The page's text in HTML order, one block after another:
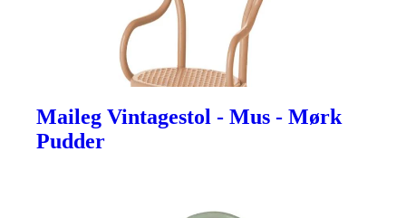
Maileg Vintagestol - Mus - Mørk
Pudder